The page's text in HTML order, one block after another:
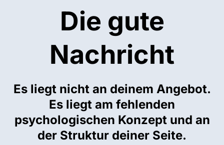
Die gute
Nachricht
Es liegt nicht an deinem Angebot.
Es liegt am fehlenden
psychologischen Konzept und an
der Struktur deiner Seite.